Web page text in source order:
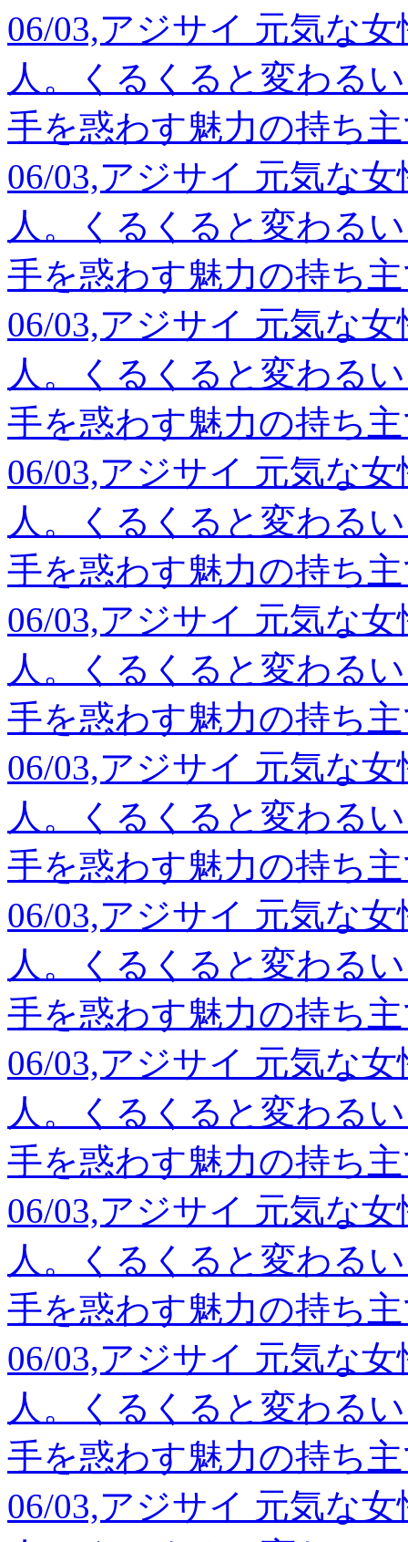
06/03,アジサイ 元気な
人。くるくると変わる
手を惑わす魅力の持ち
06/03,アジサイ 元気な
人。くるくると変わる
手を惑わす魅力の持ち
06/03,アジサイ 元気な
人。くるくると変わる
手を惑わす魅力の持ち
06/03,アジサイ 元気な
人。くるくると変わる
手を惑わす魅力の持ち
06/03,アジサイ 元気な
人。くるくると変わる
手を惑わす魅力の持ち
06/03,アジサイ 元気な
人。くるくると変わる
手を惑わす魅力の持ち
06/03,アジサイ 元気な
人。くるくると変わる
手を惑わす魅力の持ち
06/03,アジサイ 元気な
人。くるくると変わる
手を惑わす魅力の持ち
06/03,アジサイ 元気な
人。くるくると変わる
手を惑わす魅力の持ち
06/03,アジサイ 元気な
人。くるくると変わる
手を惑わす魅力の持ち
06/03,アジサイ 元気な